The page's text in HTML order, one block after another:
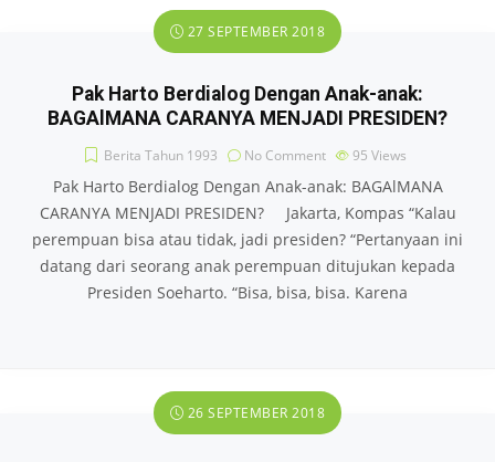
27 SEPTEMBER 2018
Pak Harto Berdialog Dengan Anak-anak:
BAGAlMANA CARANYA MENJADI PRESIDEN?
Berita Tahun 1993 No Comment 95 Views
Pak Harto Berdialog Dengan Anak-anak: BAGAlMANA
CARANYA MENJADI PRESIDEN? Jakarta, Kompas “Kalau
perempuan bisa atau tidak, jadi presiden? “Pertanyaan ini
datang dari seorang anak perempuan ditujukan kepada
Presiden Soeharto. “Bisa, bisa, bisa. Karena
26 SEPTEMBER 2018